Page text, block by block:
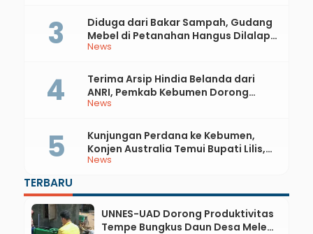
News
Diduga dari Bakar Sampah, Gudang
Mebel di Petanahan Hangus Dilalap
Api
News
Terima Arsip Hindia Belanda dari
ANRI, Pemkab Kebumen Dorong
Integrasi Sejarah, Geopark, dan
News
Kunjungan Perdana ke Kebumen,
Konjen Australia Temui Bupati Lilis,
Ini yang Dibahas
TERBARU
UNNES-UAD Dorong Produktivitas
Tempe Bungkus Daun Desa Meles,